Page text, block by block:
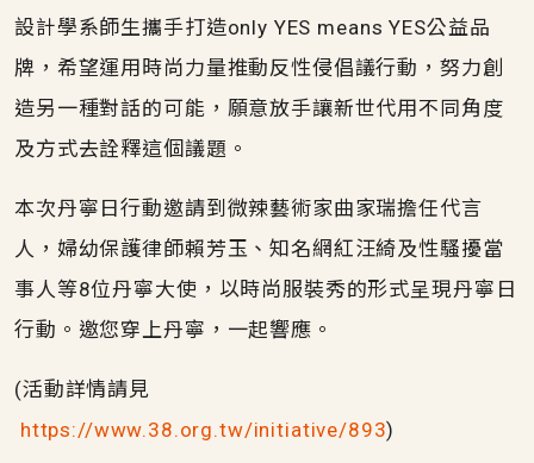
設計學系師生攜手打造only YES means YES公益品
牌，希望運用時尚力量推動反性侵倡議行動，努力創
造另一種對話的可能，願意放手讓新世代用不同角度
及方式去詮釋這個議題。
本次丹寧日行動邀請到微辣藝術家曲家瑞擔任代言
人，婦幼保護律師賴芳玉、知名網紅汪綺及性騷擾當
事人等8位丹寧大使，以時尚服裝秀的形式呈現丹寧日
行動。邀您穿上丹寧，一起響應。
(活動詳情請見
https://www.38.org.tw/initiative/893)